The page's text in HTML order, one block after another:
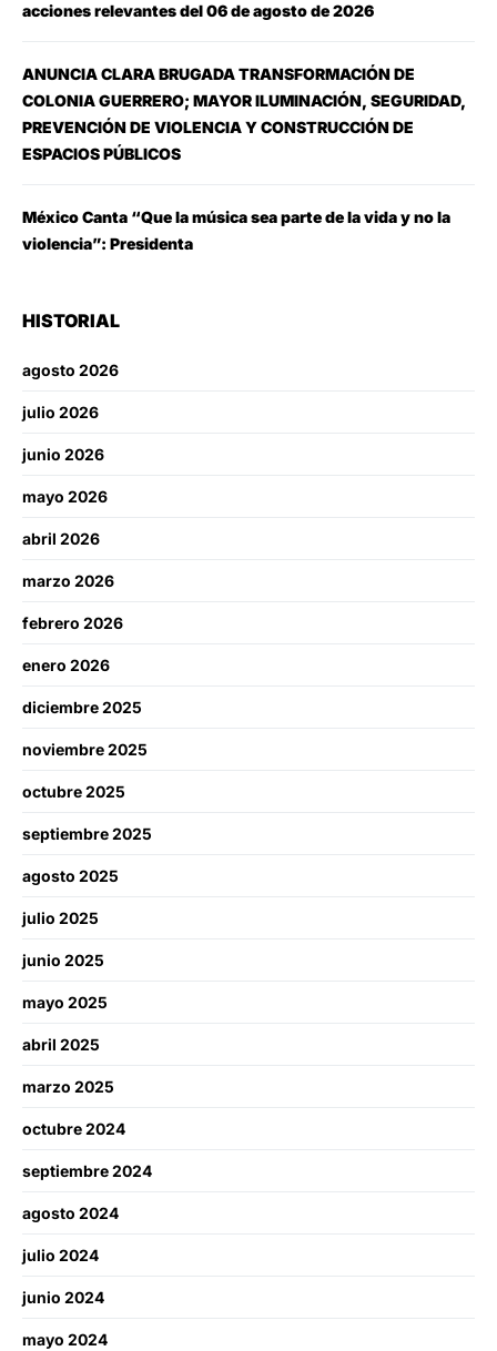
acciones relevantes del 06 de agosto de 2026
ANUNCIA CLARA BRUGADA TRANSFORMACIÓN DE
COLONIA GUERRERO; MAYOR ILUMINACIÓN, SEGURIDAD,
PREVENCIÓN DE VIOLENCIA Y CONSTRUCCIÓN DE
ESPACIOS PÚBLICOS
México Canta “Que la música sea parte de la vida y no la
violencia”: Presidenta
HISTORIAL
agosto 2026
julio 2026
junio 2026
mayo 2026
abril 2026
marzo 2026
febrero 2026
enero 2026
diciembre 2025
noviembre 2025
octubre 2025
septiembre 2025
agosto 2025
julio 2025
junio 2025
mayo 2025
abril 2025
marzo 2025
octubre 2024
septiembre 2024
agosto 2024
julio 2024
junio 2024
mayo 2024